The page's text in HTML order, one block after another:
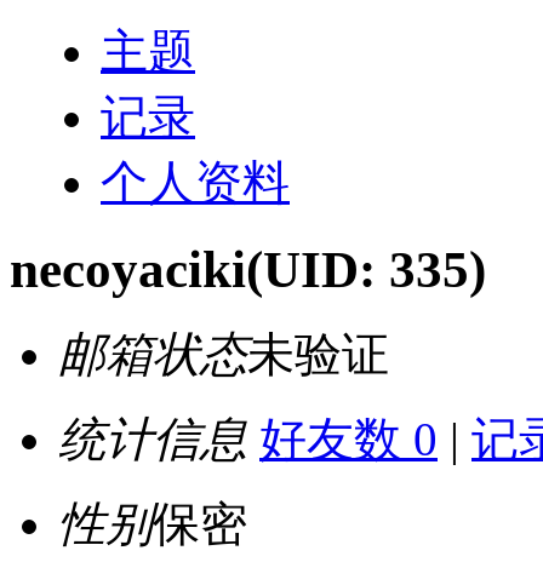
主题
记录
个人资料
necoyaciki(UID: 335)
邮箱状态未验证
统计信息 好友数 0 | 记
性别保密